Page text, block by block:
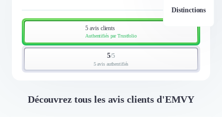
Distinctions
5 avis clients
Authentifiés par Trustfolio
5/5
5 avis authentifiés
Découvrez tous les avis clients d'EMVY